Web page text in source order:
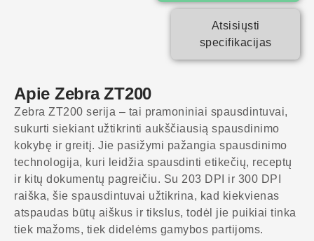
Atsisiųsti
specifikacijas
Apie Zebra ZT200
Zebra ZT200 serija – tai pramoniniai spausdintuvai,
sukurti siekiant užtikrinti aukščiausią spausdinimo
kokybę ir greitį. Jie pasižymi pažangia spausdinimo
technologija, kuri leidžia spausdinti etikečių, receptų
ir kitų dokumentų pagreičiu. Su 203 DPI ir 300 DPI
raiška, šie spausdintuvai užtikrina, kad kiekvienas
atspaudas būtų aiškus ir tikslus, todėl jie puikiai tinka
tiek mažoms, tiek didelėms gamybos partijoms.